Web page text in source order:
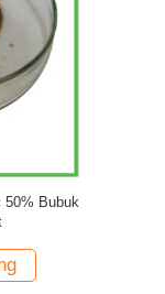
Biloba Leaf Extract
20:1
sekarang